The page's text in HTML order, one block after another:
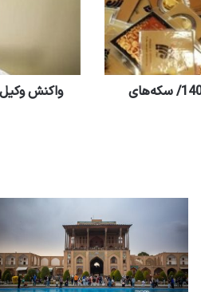
قیمت طلا و سکه امروز 26 اسفند 1402/ سکه‌های
واکنش وکیل